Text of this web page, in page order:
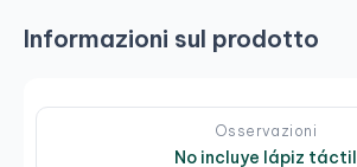
Informazioni sul prodotto
Osservazioni
No incluye lápiz táctil